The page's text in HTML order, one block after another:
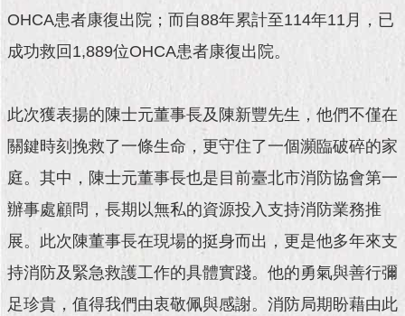
動
館
民
互
動
活
動
主
OHCA患者康復出院；而自88年累計至114年11月，已
成功救回1,889位OHCA患者康復出院。
此次獲表揚的陳士元董事長及陳新豐先生，他們不僅在
關鍵時刻挽救了一條生命，更守住了一個瀕臨破碎的家
庭。其中，陳士元董事長也是目前臺北市消防協會第一
辦事處顧問，長期以無私的資源投入支持消防業務推
展。此次陳董事長在現場的挺身而出，更是他多年來支
持消防及緊急救護工作的具體實踐。他的勇氣與善行彌
足珍貴，值得我們由衷敬佩與感謝。消防局期盼藉由此